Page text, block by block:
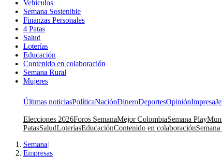
Vehículos
Semana Sostenible
Finanzas Personales
4 Patas
Salud
Loterías
Educación
Contenido en colaboración
Semana Rural
Mujeres
Últimas noticiasPolíticaNaciónDineroDeportesOpiniónImpresa
Elecciones 2026Foros SemanaMejor ColombiaSemana Play
PatasSaludLoteríasEducaciónContenido en colaboración
Semana|
Empresas